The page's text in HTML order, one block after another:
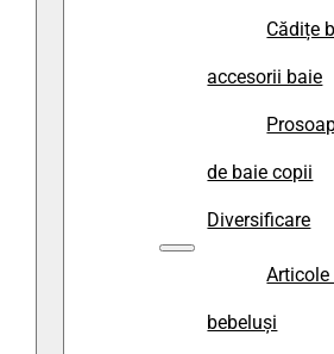
Cădițe
accesorii baie
de baie copii
Diversificare
Articole
bebeluși